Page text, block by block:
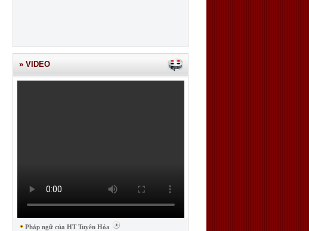
» VIDEO
Pháp ngữ của HT Tuyên Hóa